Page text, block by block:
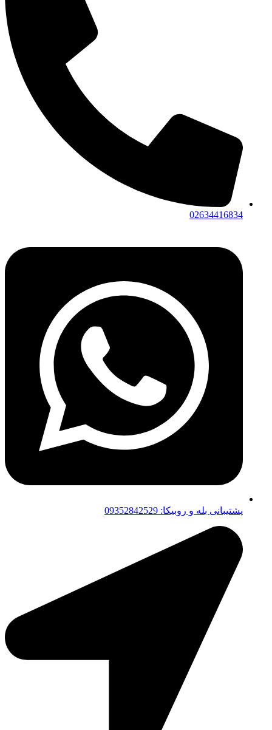
02634416834
پشتیبانی بله و روبیکا: 09352842529